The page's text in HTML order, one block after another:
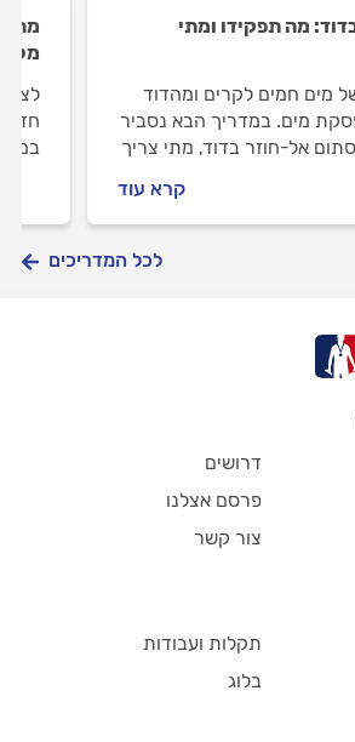
מה תפקידו ומתי
מים חמים לקרים ומהדוד
מים. במדריך הבא נסביר
אל-חוזר בדוד, מתי צריך
קרא עוד
מה
לצד
חדש
לכל המדריכים
דרושים
פרסם אצלנו
צור קשר
תקלות ועבודות
בלוג